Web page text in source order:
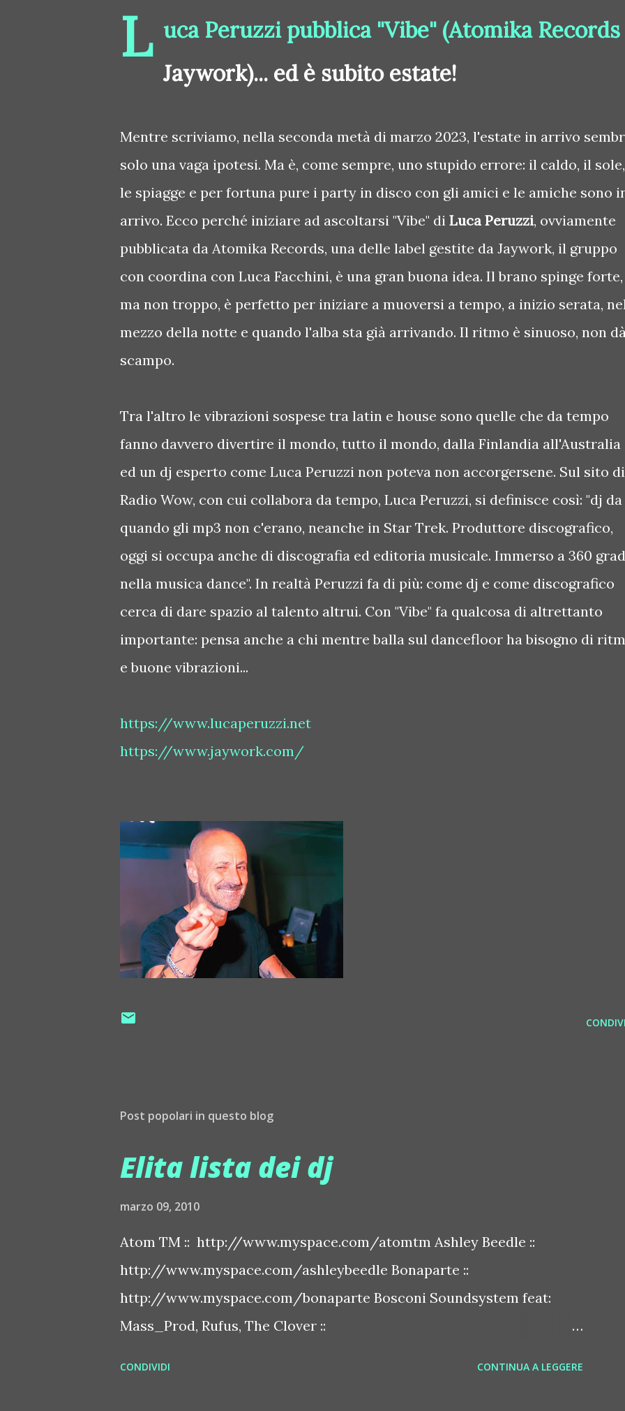
L uca Peruzzi pubblica "Vibe" (Atomika
Jaywork)... ed è subito estate!
Mentre scriviamo, nella seconda metà di marzo 2023, l'estate in arrivo
solo una vaga ipotesi. Ma è, come sempre, uno stupido errore: il caldo, il sole,
le spiagge e per fortuna pure i party in disco con gli amici e le amiche sono
arrivo. Ecco perché iniziare ad ascoltarsi "Vibe" di Luca Peruzzi, ovviamente
pubblicata da Atomika Records, una delle label gestite da Jaywork, il gruppo
con coordina con Luca Facchini, è una gran buona idea. Il brano spinge forte,
ma non troppo, è perfetto per iniziare a muoversi a tempo, a inizio serata,
mezzo della notte e quando l'alba sta già arrivando. Il ritmo è sinuoso, non
scampo.
Tra l'altro le vibrazioni sospese tra latin e house sono quelle che da tempo
fanno davvero divertire il mondo, tutto il mondo, dalla Finlandia all'Australia
ed un dj esperto come Luca Peruzzi non poteva non accorgersene. Sul sito di
Radio Wow, con cui collabora da tempo, Luca Peruzzi, si definisce così: "dj da
quando gli mp3 non c'erano, neanche in Star Trek. Produttore discografico,
oggi si occupa anche di discografia ed editoria musicale. Immerso a 360
nella musica dance". In realtà Peruzzi fa di più: come dj e come discografico
cerca di dare spazio al talento altrui. Con "Vibe" fa qualcosa di altrettanto
importante: pensa anche a chi mentre balla sul dancefloor ha bisogno di
e buone vibrazioni...
https://www.lucaperuzzi.net
https://www.jaywork.com/
Post popolari in questo blog
Elita lista dei dj
marzo 09, 2010
Atom TM :: http://www.myspace.com/atomtm Ashley Beedle ::
http://www.myspace.com/ashleybeedle Bonaparte ::
http://www.myspace.com/bonaparte Bosconi Soundsystem feat:
Mass_Prod, Rufus, The Clover ::
CONDIVIDI CONTINUA A LEGGERE